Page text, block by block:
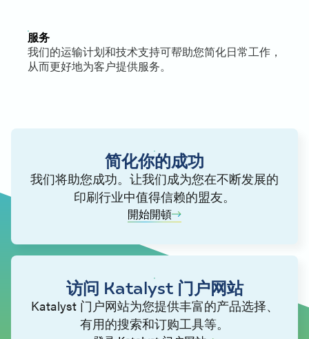
服务
我们的运输计划和技术支持可帮助您简化日常工作，
从而更好地为客户提供服务。
简化你的成功
我们将助您成功。让我们成为您在不断发展的
印刷行业中值得信赖的盟友。
開始開頓
访问 Katalyst 门户网站
Katalyst 门户网站为您提供丰富的产品选择、
有用的搜索和订购工具等。